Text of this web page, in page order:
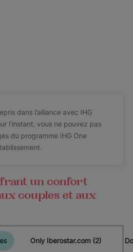
dans l’alliance avec IHG
l’instant, vous ne pouvez pas
du programme IHG One
un confort
couples et aux
Only Iberostar.com (2)